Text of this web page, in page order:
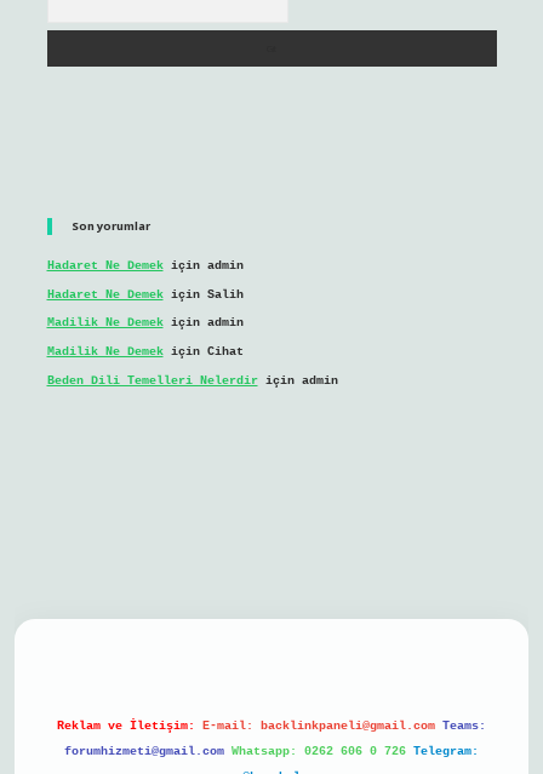
Son yorumlar
Hadaret Ne Demekiçin admin
Hadaret Ne Demekiçin Salih
Madilik Ne Demekiçin admin
Madilik Ne Demekiçin Cihat
Beden Dili Temelleri Nelerdiriçin admin
Reklam ve İletişim: E-mail: backlinkpaneli@gmail.com Teams:
forumhizmeti@gmail.com Whatsapp: 0262 606 0 726 Telegram: